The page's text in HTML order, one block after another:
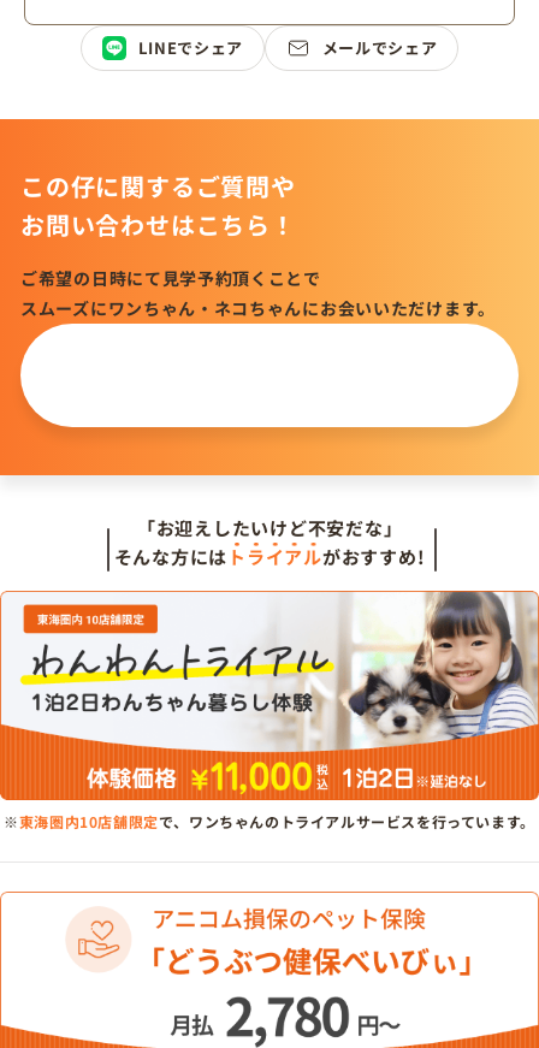
LINEでシェア メールでシェア
この仔に関するご質問や
お問い合わせはこちら！
ご希望の日時にて見学予約頂くことで
スムーズにワンちゃん・ネコちゃんにお会いいただけます。
「お迎えしたいけど不安だな」
そんな方には トライアルがおすすめ!
※東海圏内10店舗限定で、ワンちゃんのトライアルサービスを行っています。